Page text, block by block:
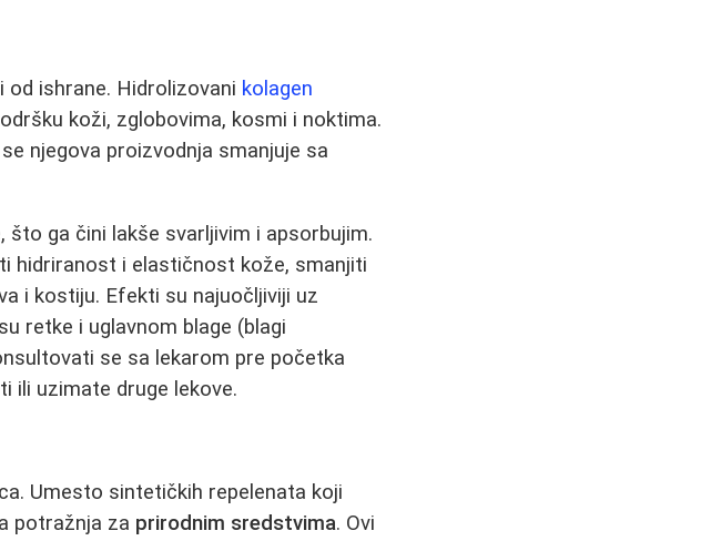
od ishrane. Hidrolizovani kolagen
koži, zglobovima, kosmi i noktima.
njegova proizvodnja smanjuje sa
što ga čini lakše svarljivim i apsorbujim.
hidriranost i elastičnost kože, smanjiti
i kostiju. Efekti su najuočljiviji uz
retke i uglavnom blage (blagi
se sa lekarom pre početka
ili uzimate druge lekove.
Umesto sintetičkih repelenata koji
potražnja za prirodnim sredstvima. Ovi